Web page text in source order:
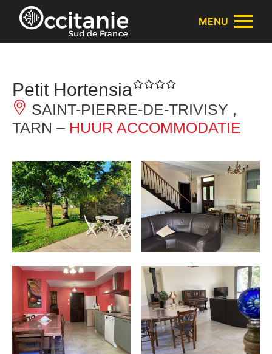
Cookies beheer paneel
MENU
Petit Hortensia
SAINT-PIERRE-DE-TRIVISY ,
TARN – HUUR ACCOMMODATIE